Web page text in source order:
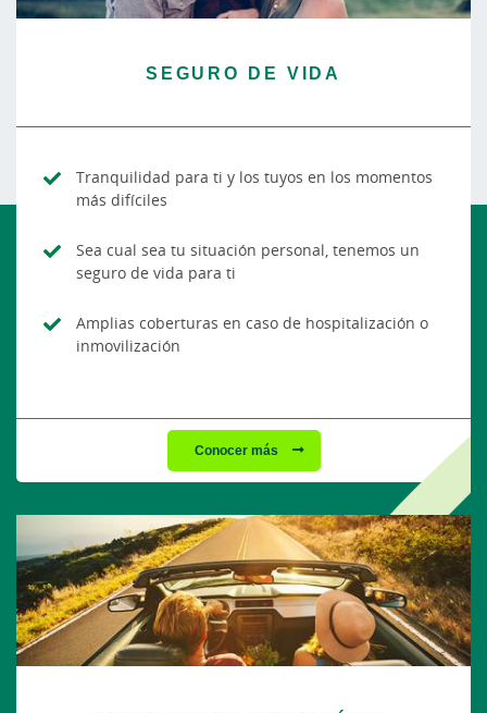
SEGURO DE VIDA
Tranquilidad para ti y los tuyos en los momentos
más difíciles
Sea cual sea tu situación personal, tenemos un
seguro de vida para ti
Amplias coberturas en caso de hospitalización o
inmovilización
Conocer más